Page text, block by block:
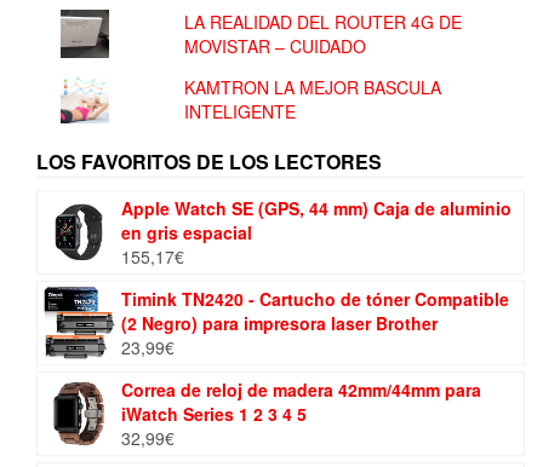
LA REALIDAD DEL ROUTER 4G DE
MOVISTAR – CUIDADO
KAMTRON LA MEJOR BASCULA
INTELIGENTE
LOS FAVORITOS DE LOS LECTORES
Apple Watch SE (GPS, 44 mm) Caja de aluminio
en gris espacial
155,17€
Timink TN2420 - Cartucho de tóner Compatible
(2 Negro) para impresora laser Brother
23,99€
Correa de reloj de madera 42mm/44mm para
iWatch Series 1 2 3 4 5
32,99€